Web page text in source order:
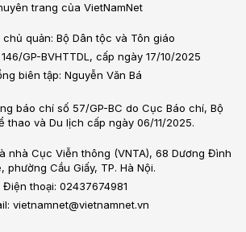
trang của VietNamNet
quản: Bộ Dân tộc và Tôn giáo
GP-BVHTTDL, cấp ngày 17/10/2025
biên tập: Nguyễn Văn Bá
báo chí số 57/GP-BC do Cục Báo chí, Bộ
thao và Du lịch cấp ngày 06/11/2025.
nhà Cục Viễn thông (VNTA), 68 Dương Đình
phường Cầu Giấy, TP. Hà Nội.
Điện thoại: 02437674981
vietnamnet@vietnamnet.vn